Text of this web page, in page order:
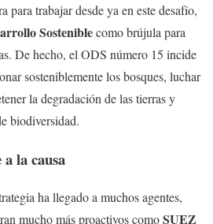
para trabajar desde ya en este desafío,
Sosteniblecomo brújula para
De hecho, el ODS número 15 incide
sosteniblemente los bosques, luchar
la degradación de las tierras y
biodiversidad.
la causa
ha llegado a muchos agentes,
mucho más proactivos comoSUEZ